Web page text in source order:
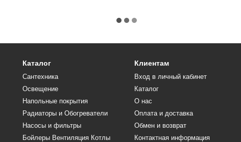
Каталог
Сантехника
Освещение
Напольные покрытия
Радиаторы и Обогреватели
Насосы и фильтры
Бойлеры Вентиляция Котлы
Клиентам
Вход в личный кабинет
Каталог
О нас
Оплата и доставка
Обмен и возврат
Контактная информация